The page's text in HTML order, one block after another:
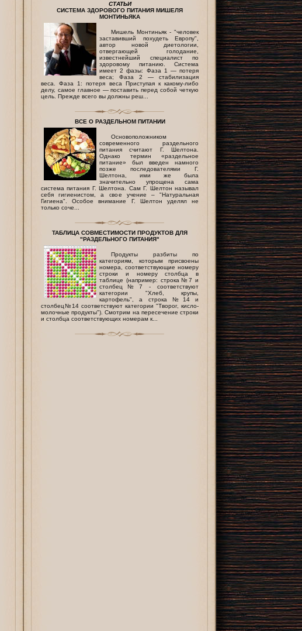
СТАТЬИ
СИСТЕМА ЗДОРОВОГО ПИТАНИЯ МИШЕЛЯ
МОНТИНЬЯКА
Мишель Монтиньяк - "человек
заставивший похудеть Европу",
автор новой диетологии,
отвергающей голодание,
известнейший специалист по
здоровому питанию. Система
имеет 2 фазы: Фаза 1 — потеря
веса; Фаза 2 — стабилизация
веса. Фаза 1: потеря веса Приступая к какому-либо
делу, самое главное — поставить перед собой четкую
цель. Прежде всего вы должны реш...
ВСЕ О РАЗДЕЛЬНОМ ПИТАНИИ
Основоположником
современного раздельного
питания считают Г. Шелтона.
Однако термин «раздельное
питание» был введен намного
позже последователями Г.
Шелтона, ими же была
значительно упрощена сама
система питания Г. Шелтона. Сам Г. Шелтон называл
себя гигиенистом, а свое учение – "Натуральная
Гигиена". Особое внимание Г. Шелтон уделял не
только соче...
ТАБЛИЦА СОВМЕСТИМОСТИ ПРОДУКТОВ ДЛЯ
"РАЗДЕЛЬНОГО ПИТАНИЯ"
Продукты разбиты по
категориям, которым присвоены
номера, соответствующие номеру
строки и номеру столбца в
таблице (например: строка№7 и
столбец№7 - соответствуют
категории "Хлеб, крупы,
картофель", а строка №14 и
столбец№14 соответствуют категории "Творог, кисло-
молочные продукты"). Смотрим на пересечение строки
и столбца соответствующих номерам к...